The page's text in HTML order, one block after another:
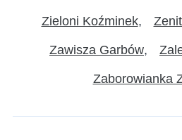
Zieloni Koźminek
Zawisza Garbów
Zaborowianka